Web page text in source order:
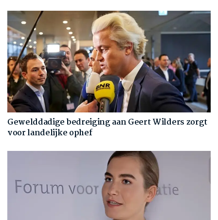
Gewelddadige bedreiging aan Geert Wilders zorgt
voor landelijke ophef